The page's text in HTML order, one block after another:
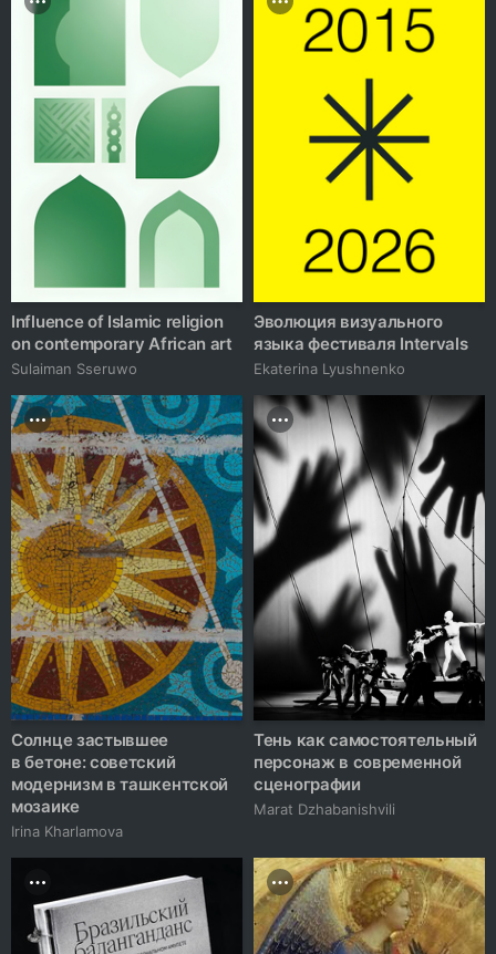
Influence of Islamic religion
on contemporary African art
Sulaiman Sseruwo
Эволюция визуального
языка фестиваля Intervals
Ekaterina Lyushnenko
Солнце застывшее
в бетоне: советский
модернизм в ташкентской
мозаике
Irina Kharlamova
Тень как самостоятельный
персонаж в современной
сценографии
Marat Dzhabanishvili